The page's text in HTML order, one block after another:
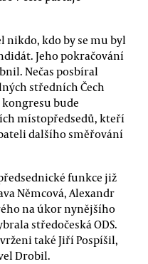
nikdo, kdo by se mu byl
Jeho pokračování
Nečas posbíral
středních Čech
kongresu bude
místopředsedů, kteří
dalšího směřování
funkce již
Němcová, Alexandr
na úkor nynějšího
středočeská ODS.
také Jiří Pospíšil,
Drobil.